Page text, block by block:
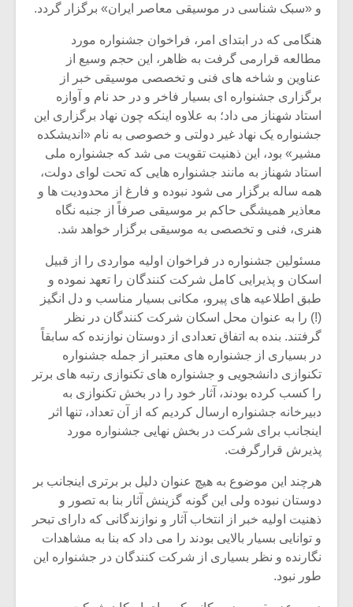
و «سبک شناسی در موسیقی معاصر ایران» برگزار گردد.
هنگامی که در ابتدای امر، فراخوان جشنواره مورد
مطالعه قرارمی گرفت به ظاهر، این حجم وسیع از
عناوین و شاخه های فنی و تخصصی موسیقی خبر از
برگزاری جشنواره ای بسیار فاخر و در حد نام و آوازه
استاد شهناز می داد؛ به علاوه اینکه چون نهاد برگزاری این
جشنواره یک نهاد غیر دولتی و خصوصی به نام «اندیشکده
مشیر» بود، این ذهنیت تقویت می شد که جشنواره ملی
استاد شهناز به مانند جشنواره هایی که تحت لوای دولت،
همه ساله برگزار می شود نبوده و فارغ از محدودیت ها و
معاذیر همیشگی حاکم بر موسیقی صرفاً از جنبه نگاه
هنری، فنی و تخصصی به موسیقی برگزار خواهد شد.
مسئولین جشنواره در فراخوان اولیه مواردی را از قبیل
اسکان و پذیرایی کامل شرکت کنندگان را تعهد نموده و
طبق اطلاعیه های پیرو، مکانی بسیار مناسب و دل انگیز
(!) را به عنوان محل اسکان شرکت کنندگان در نظر
گرفتند. بنده به اتفاق تعدادی از دوستان نوازنده که سابقاً
در بسیاری از جشنواره های معتبر از جمله جشنواره
تکنوازی دانشجویی و جشنواره های تکنوازی رتبه های برتر
را کسب کرده بودند، آثار خود را در بخش تکنوازی به
دبیرخانه جشنواره ارسال کردیم که از آن تعداد، تنها اثر
اینجانب برای شرکت در بخش نهایی جشنواره مورد
پذیرش قرارگرفت.
هرچند این موضوع به هیچ عنوان دلیل بر برتری اینجانب بر
دوستان نبوده ولی این گونه گزینش آثار بنا به تصور و
ذهنیت اولیه خبر از انتخاب آثار و نوازندگانی که دارای تبحر
و توانایی بسیار بالایی بودند را می داد که بنا به مشاهدات
نگارنده و نظر بسیاری از شرکت کنندگان در جشنواره این
طور نبود.
یادداشتی بر موسیقی
متن فیلم «متری
شیش و نیم»
اگر نمی توانی
مشهورترین باشی،
بدنام ترین باش
دوره
موسیقی
موسیقی
برگزار
سکانسی